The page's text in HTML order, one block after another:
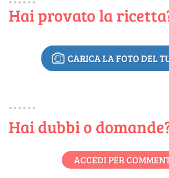
Hai provato la
CARICA LA FOTO DEL
Hai dubbi o
ACCEDI PER